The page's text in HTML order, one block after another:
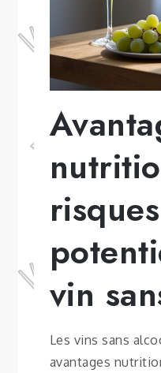
risques
vin
Les vins sans
avantages